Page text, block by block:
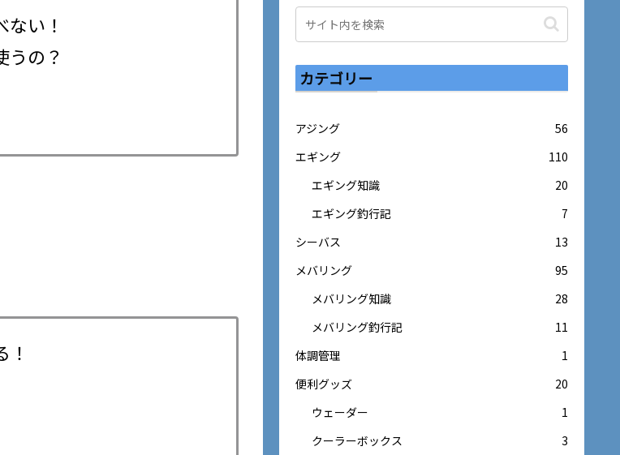
い！
うの？
カテゴリー
アジング
56
エギング
110
エギング知識
20
エギング釣行記
7
シーバス
13
メバリング
95
メバリング知識
28
メバリング釣行記
11
体調管理
1
便利グッズ
20
ウェーダー
1
クーラーボックス
3